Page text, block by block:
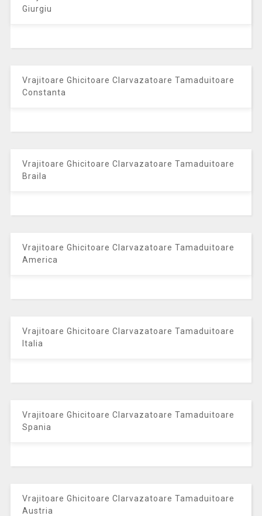
Giurgiu
Vrajitoare Ghicitoare Clarvazatoare Tamaduitoare
Constanta
Vrajitoare Ghicitoare Clarvazatoare Tamaduitoare
Braila
Vrajitoare Ghicitoare Clarvazatoare Tamaduitoare
America
Vrajitoare Ghicitoare Clarvazatoare Tamaduitoare
Italia
Vrajitoare Ghicitoare Clarvazatoare Tamaduitoare
Spania
Vrajitoare Ghicitoare Clarvazatoare Tamaduitoare
Austria